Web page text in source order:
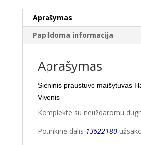
Aprašymas
Papildoma informacija
Aprašymas
Sieninis praustuvo maišytuvas
Vivenis
Komplekte su neuždaromu
Potinkinė dalis 13622180